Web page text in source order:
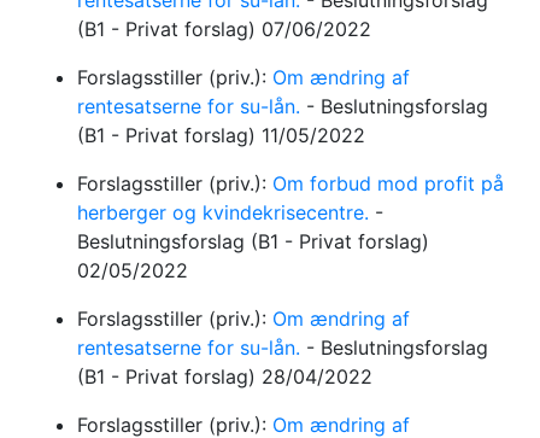
(B1 - Privat forslag) 07/06/2022
Forslagsstiller (priv.): Om ændring af
rentesatserne for su-lån. - Beslutningsforslag
(B1 - Privat forslag) 11/05/2022
Forslagsstiller (priv.): Om forbud mod profit på
herberger og kvindekrisecentre. -
Beslutningsforslag (B1 - Privat forslag)
02/05/2022
Forslagsstiller (priv.): Om ændring af
rentesatserne for su-lån. - Beslutningsforslag
(B1 - Privat forslag) 28/04/2022
Forslagsstiller (priv.): Om ændring af